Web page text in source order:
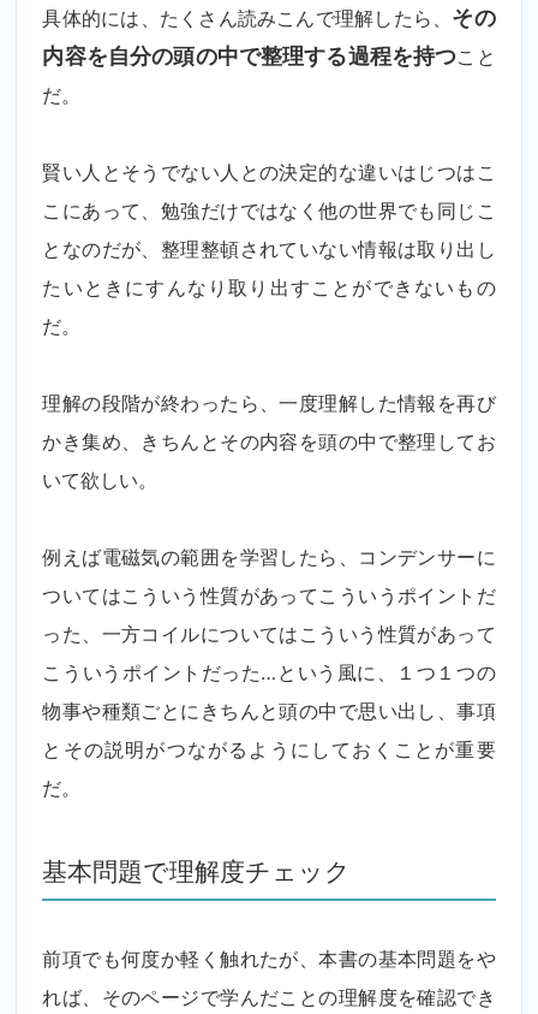
具体的には、たくさん読みこんで理解したら、 その
内容を自分の頭の中で整理する過程を持つこと
だ。
賢い人とそうでない人との決定的な違いはじつはこ
こにあって、勉強だけではなく他の世界でも同じこ
となのだが、整理整頓されていない情報は取り出し
たいときにすんなり取り出すことができないもの
だ。
理解の段階が終わったら、一度理解した情報を再び
かき集め、きちんとその内容を頭の中で整理してお
いて欲しい。
例えば電磁気の範囲を学習したら、コンデンサーに
ついてはこういう性質があってこういうポイントだ
った、一方コイルについてはこういう性質があって
こういうポイントだった…という風に、１つ１つの
物事や種類ごとにきちんと頭の中で思い出し、事項
とその説明がつながるようにしておくことが重要
だ。
基本問題で理解度チェック
前項でも何度か軽く触れたが、本書の基本問題をや
れば、そのページで学んだことの理解度を確認でき